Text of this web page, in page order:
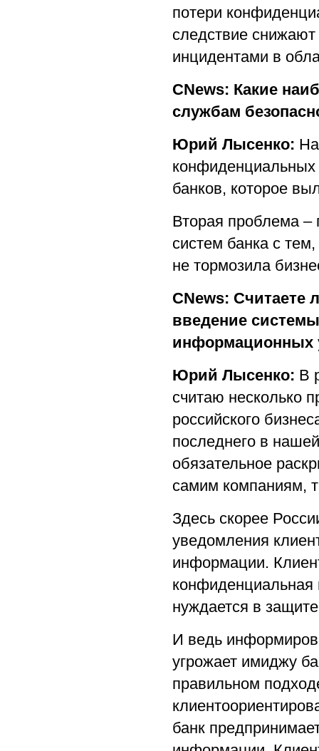
потери
следствие
инцидентами в
CNews: Какие
службам
Юрий Лысенко:
конфиденциальных
банков, которое
Вторая проблема –
систем банка с
не тормозила
CNews: Считаете
введение
информационных
Юрий Лысенко: В
считаю несколько
российского
последнего в
обязательное
самим компаниям,
Здесь скорее
уведомления
информации.
нуждается в
И ведь
угрожает имиджу
правильном
банк